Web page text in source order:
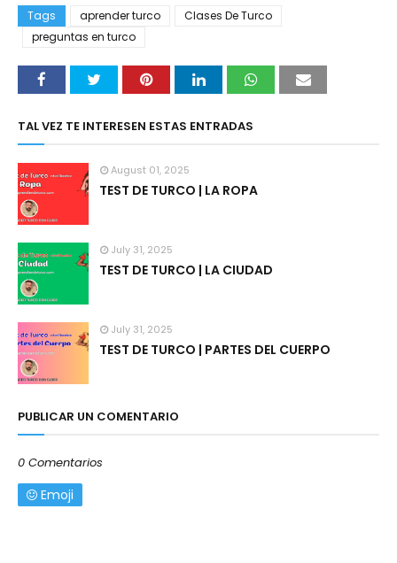
Tags aprender turco
Clases De Turco
preguntas en turco
TAL VEZ TE INTERESEN ESTAS ENTRADAS
August 01, 2025
TEST DE TURCO | LA ROPA
July 31, 2025
TEST DE TURCO | LA CIUDAD
July 31, 2025
TEST DE TURCO | PARTES DEL CUERPO
PUBLICAR UN COMENTARIO
0 Comentarios
Emoji